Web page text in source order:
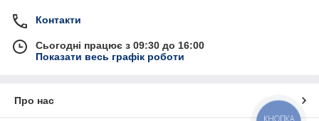
Контакти
Сьогодні працює з 09:30 до 16:00
Показати весь графік роботи
Про нас
КНОПКА